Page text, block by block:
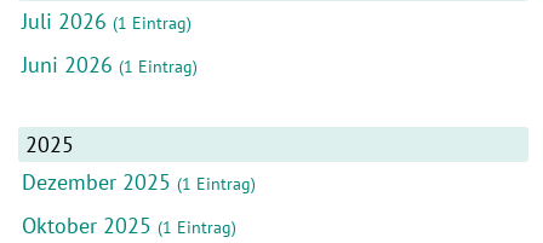
Juli 2026 (1 Eintrag)
Juni 2026 (1 Eintrag)
2025
Dezember 2025 (1 Eintrag)
Oktober 2025 (1 Eintrag)